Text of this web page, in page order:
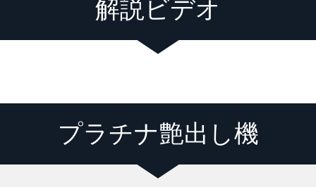
解説ビデオ
プラチナ艶出し機